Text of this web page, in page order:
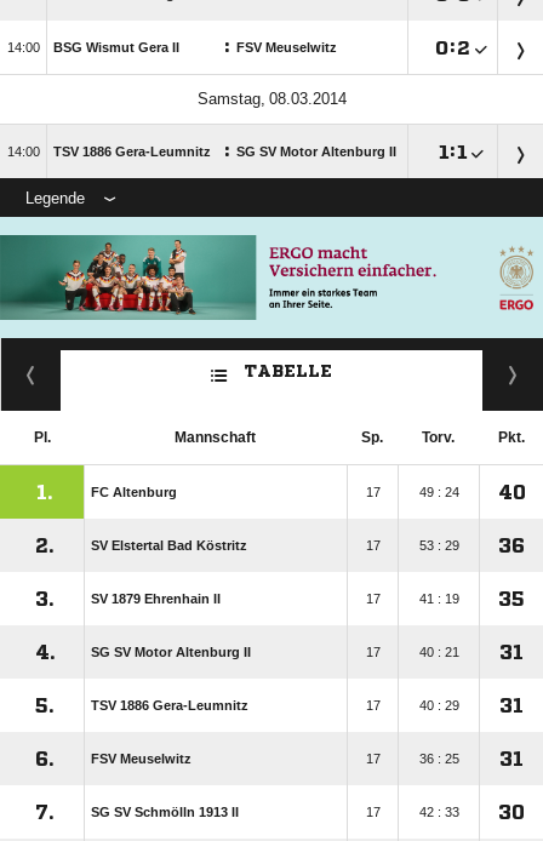
 BSG Wismut Gera II : FSV Meuselwitz :
 
 TSV 1886 Gera-Leumnitz : SG SV Motor Altenburg II  :
Legende
TABELLE
Pl. Mannschaft Sp. Torv. Pkt.
1. FC Altenburg 17 49 : 24 40
2. SV Elstertal Bad Köstritz 17 53 : 29 36
3. SV 1879 Ehrenhain II 17 41 : 19 35
4. SG SV Motor Altenburg II 17 40 : 21 31
5. TSV 1886 Gera-Leumnitz 17 40 : 29 31
6. FSV Meuselwitz 17 36 : 25 31
7. SG SV Schmölln 1913 II 17 42 : 33 30